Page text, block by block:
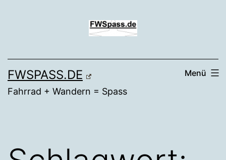
FWSPASS.DE
Fahrrad + Wandern = Spass
Menü